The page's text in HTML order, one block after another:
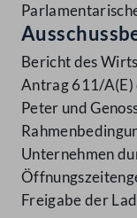
Bericht des
Antrag 611/
Peter und
Unternehmen
Freigabe der